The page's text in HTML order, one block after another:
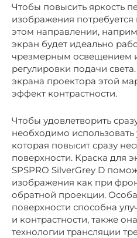
Чтобы повысить яркость
изображения
этом направлении,
экран будет идеально
чрезмерным освещением и
регулировки подачи
экрана проектора этой
эффект контрастности.
Чтобы удовлетворить
необходимо использовать
которая повысит сразу
поверхности. Краска для
SPSPRO SilverGrey D
изображения как при
обратной проекции.
поверхности способна
и контрастности, также
технологии трансляции